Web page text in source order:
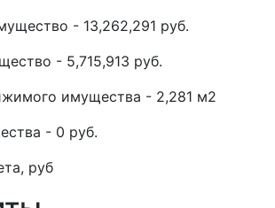
- 13,262,291 руб.
- 5,715,913 руб.
имущества - 2,281 м2
- 0 руб.
руб